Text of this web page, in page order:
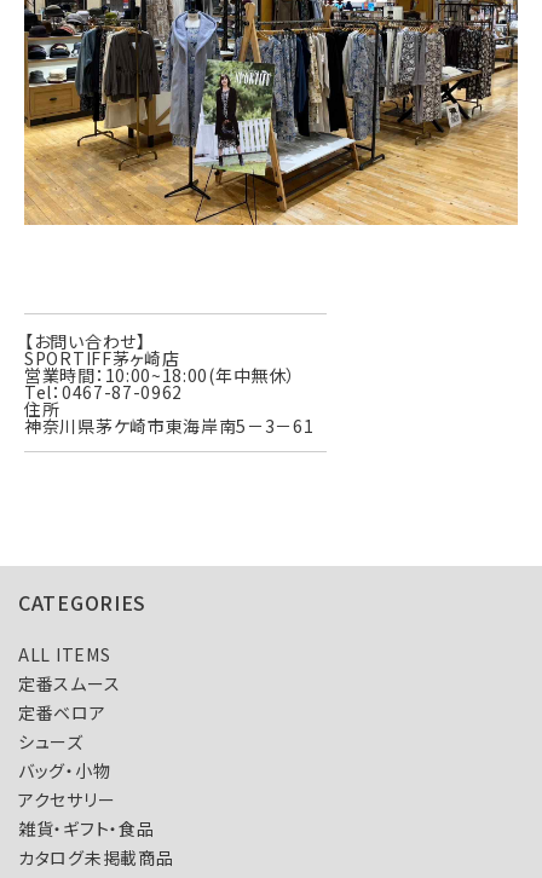
【お問い合わせ】
SPORTIFF茅ヶ崎店
営業時間：10:00~18:00(年中無休）
Tel：0467-87-0962
住所
神奈川県茅ケ崎市東海岸南5－3－61
CATEGORIES
ALL ITEMS
定番スムース
定番ベロア
シューズ
バッグ・小物
アクセサリー
雑貨・ギフト・食品
カタログ未掲載商品